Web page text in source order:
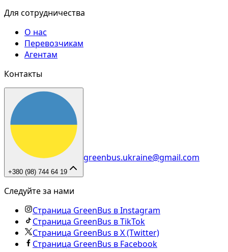
Для сотрудничества
О нас
Перевозчикам
Агентам
Контакты
+380 (98) 744 64 19
greenbus.ukraine@gmail.com
Следуйте за нами
Страница GreenBus в Instagram
Страница GreenBus в TikTok
Страница GreenBus в X (Twitter)
Страница GreenBus в Facebook